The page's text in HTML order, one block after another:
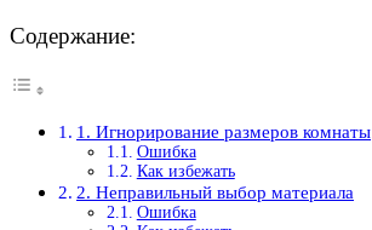
Содержание:
1. Игнорирование размеров комнаты
Ошибка
Как избежать
2. Неправильный выбор материала
Ошибка